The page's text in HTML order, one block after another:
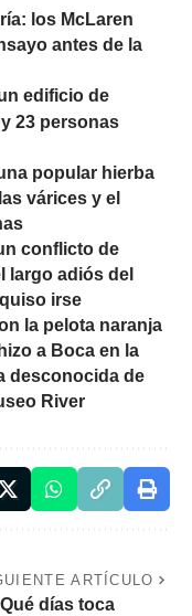
los McLaren
antes de la
edificio de
23 personas
popular hierba
várices y el
conflicto de
largo adiós del
irse
la pelota naranja
a Boca en la
desconocida de
River
ARTÍCULO
Qué días toca